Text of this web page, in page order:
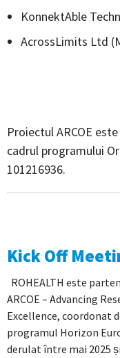
KonnektAble
AcrossLimits Ltd
Proiectul ARCOE
cadrul programului
101216936.
Kick Off
ROHEALTH este
ARCOE – Advancing
Excellence, coordonat
programul Horizon
derulat între mai 2025